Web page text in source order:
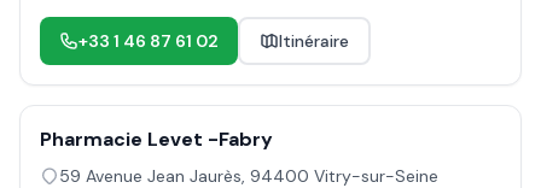
+33 1 46 87 61 02 Itinéraire
Pharmacie Levet -Fabry
59 Avenue Jean Jaurès, 94400 Vitry-sur-Seine